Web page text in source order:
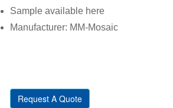
Sample available here
Manufacturer: MM-Mosaic
Request A Quote